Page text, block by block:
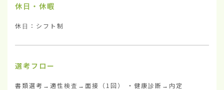
休日・休暇
休日：シフト制
選考フロー
書類選考→適性検査→面接（1回） ・健康診断→内定